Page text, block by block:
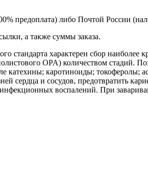
предоплата) либо Почтой России
а также суммы заказа.
характерен сбор наиболее
OPA) количеством стадий.
каротиноиды; токоферолы;
сердца и сосудов, предотвратить
воспалений. При